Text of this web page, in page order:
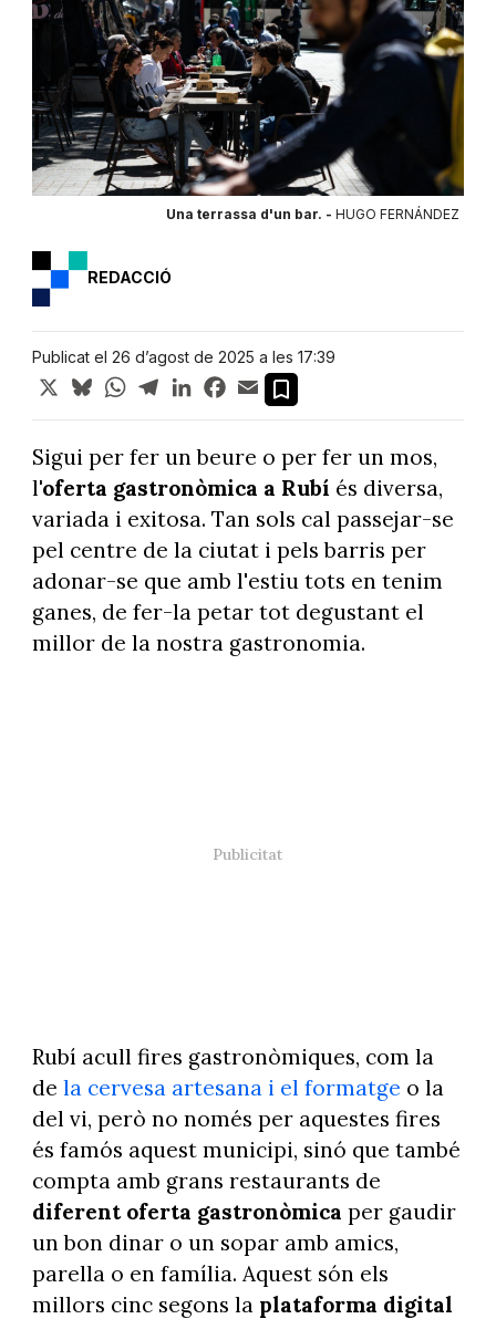
Una terrassa d'un bar. - HUGO FERNÁNDEZ
REDACCIÓ
Publicat el 26 d’agost de 2025 a les 17:39
X BlueskyWhatsApp
TelegramLinkedInFacebook
Email
Sigui per fer un beure o per fer un mos,
l'oferta gastronòmica a Rubí és diversa,
variada i exitosa. Tan sols cal passejar-se
pel centre de la ciutat i pels barris per
adonar-se que amb l'estiu tots en tenim
ganes, de fer-la petar tot degustant el
millor de la nostra gastronomia.
Rubí acull fires gastronòmiques, com la
de la cervesa artesana i el formatge o la
del vi, però no només per aquestes fires
és famós aquest municipi, sinó que també
compta amb grans restaurants de
diferent oferta gastronòmica per gaudir
un bon dinar o un sopar amb amics,
parella o en família. Aquest són els
millors cinc segons la plataforma digital